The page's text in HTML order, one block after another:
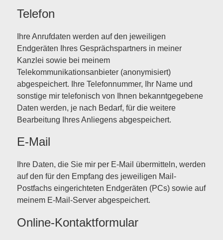
Telefon
Ihre Anrufdaten werden auf den jeweiligen
Endgeräten Ihres Gesprächspartners in meiner
Kanzlei sowie bei meinem
Telekommunikationsanbieter (anonymisiert)
abgespeichert. Ihre Telefonnummer, Ihr Name und
sonstige mir telefonisch von Ihnen bekanntgegebene
Daten werden, je nach Bedarf, für die weitere
Bearbeitung Ihres Anliegens abgespeichert.
E-Mail
Ihre Daten, die Sie mir per E-Mail übermitteln, werden
auf den für den Empfang des jeweiligen Mail-
Postfachs eingerichteten Endgeräten (PCs) sowie auf
meinem E-Mail-Server abgespeichert.
Online-Kontaktformular